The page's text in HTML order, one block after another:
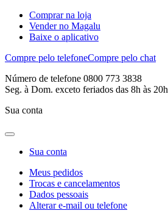
Comprar na loja
Vender no Magalu
Baixe o aplicativo
Compre pelo telefoneCompre pelo chat
Número de telefone 0800 773 3838
Seg. à Dom. exceto feriados das 8h às 20h
Sua conta
Sua conta
Meus pedidos
Trocas e cancelamentos
Dados pessoais
Alterar e-mail ou telefone